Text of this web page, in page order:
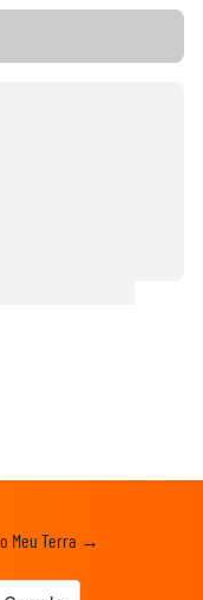
Meu Terra →